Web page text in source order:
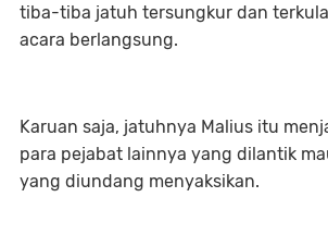
tiba-tiba jatuh tersungkur dan
acara berlangsung.
Karuan saja, jatuhnya Malius itu
para pejabat lainnya yang dilantik
yang diundang menyaksikan.